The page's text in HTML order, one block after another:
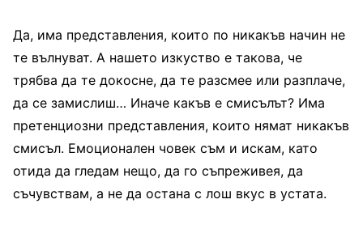
Да, има представления, които по никакъв начин не
те вълнуват. А нашето изкуство е такова, че
трябва да те докосне, да те разсмее или разплаче,
да се замислиш… Иначе какъв е смисълът? Има
претенциозни представления, които нямат никакъв
смисъл. Емоционален човек съм и искам, като
отида да гледам нещо, да го съпреживея, да
съчувствам, а не да остана с лош вкус в устата.